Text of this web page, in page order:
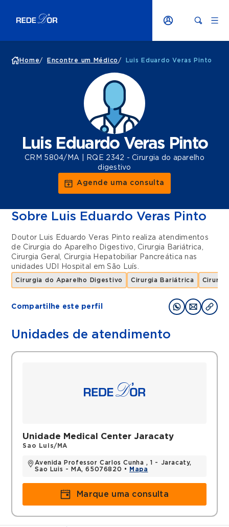
Home/ Encontre um Médico / Luis Eduardo Veras Pinto
Luis Eduardo Veras Pinto
CRM 5804/MA | RQE 2342 - Cirurgia do aparelho
digestivo
Agende uma consulta
Sobre Luis Eduardo Veras Pinto
Doutor Luis Eduardo Veras Pinto realiza atendimentos
de Cirurgia do Aparelho Digestivo, Cirurgia Bariátrica,
Cirurgia Geral, Cirurgia Hepatobiliar Pancreática nas
unidades UDI Hospital emSão Luís.
Cirurgia do Aparelho Digestivo Cirurgia Bariátrica
Compartilhe este perfil
Unidades de atendimento
Unidade Medical Center Jaracaty
Sao Luis/MA
Avenida Professor Carlos Cunha , 1 - Jaracaty,
Sao Luis - MA, 65076820 •
Mapa
Marque uma consulta